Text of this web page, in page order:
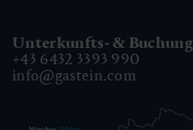
Unterkunfts- &
+43 6432 3393 990
info@gastein.com